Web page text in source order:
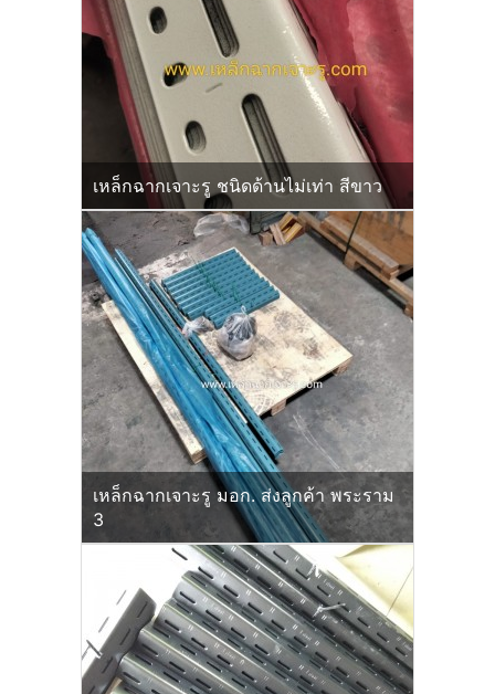
เหล็กฉากเจาะรู ชนิดด้านไม่เท่า สีขาว
เหล็กฉากเจาะรู มอก. ส่งลูกค้า พระราม
3